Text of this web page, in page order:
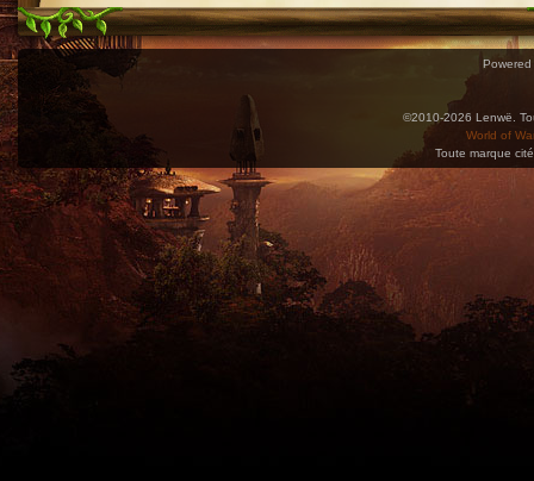
©2010-2026 Lenwë.
World of
Toute marque
Utilisez l'adresse suivante pour accéder au calendrier des évènements depuis d'autres
charge le format iCal.